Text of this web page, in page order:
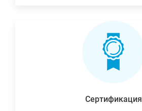
Сертификация